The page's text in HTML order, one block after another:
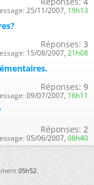
25/11/2007, 19h13
Réponses: 3
15/08/2007, 21h08
Réponses: 9
09/07/2007, 16h11
Réponses: 2
05/06/2007, 08h40
05h52.